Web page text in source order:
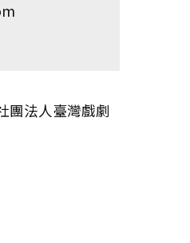
團法人臺灣戲劇